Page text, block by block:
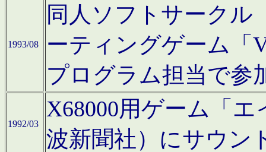
1993/08
同人ソフトサークル
ーティングゲーム「
プログラム担当で参
1992/03
X68000用ゲーム「
波新聞社）にサウン